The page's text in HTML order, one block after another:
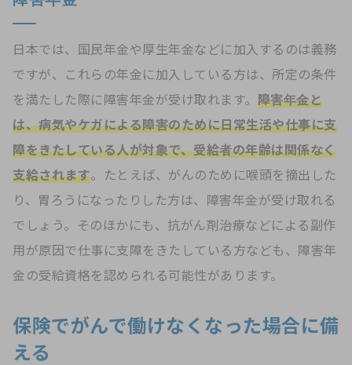
日本では、国民年金や厚生年金などに加入するのは義務
ですが、これらの年金に加入している方は、所定の条件
を満たした際に障害年金が受け取れます。 障害年金と
は、病気やケガによる障害のために日常生活や仕事に支
障をきたしている人が対象で、受給者の年齢は関係なく
支給されます。たとえば、がんのために喉頭を摘出した
り、胃ろうになったりした方は、障害年金が受け取れる
でしょう。そのほかにも、抗がん剤治療などによる副作
用が原因で仕事に支障をきたしている方なども、障害年
金の受給資格を認められる可能性があります。
保険でがんで働けなくなった場合に備
える